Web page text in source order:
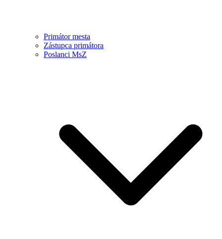
Primátor mesta
Zástupca primátora
Poslanci MsZ